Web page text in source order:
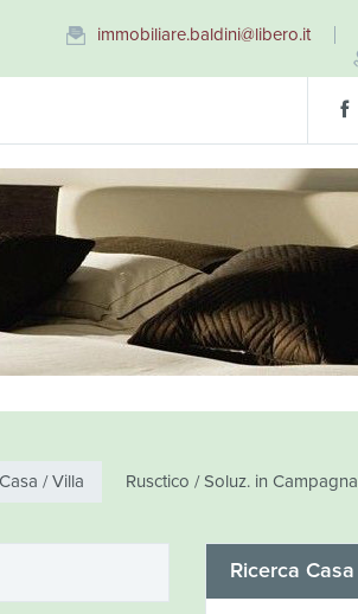
immobiliare.baldini@libero.it
Casa / Villa Rusctico / Soluz. in Campagna
Ricerca Casa